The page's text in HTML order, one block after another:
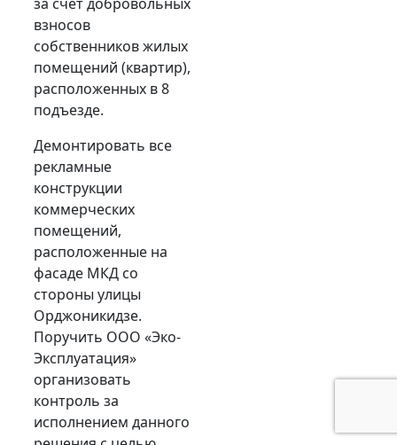
взносов
собственников жилых
помещений (квартир),
расположенных в 8
подъезде.
Демонтировать все
рекламные
конструкции
коммерческих
помещений,
расположенные на
фасаде МКД со
стороны улицы
Орджоникидзе.
Поручить ООО «Эко-
Эксплуатация»
организовать
контроль за
исполнением данного